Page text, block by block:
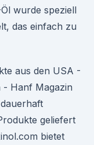
wurde speziell
das einfach zu
aus den USA -
- Hanf Magazin
geliefert
bietet